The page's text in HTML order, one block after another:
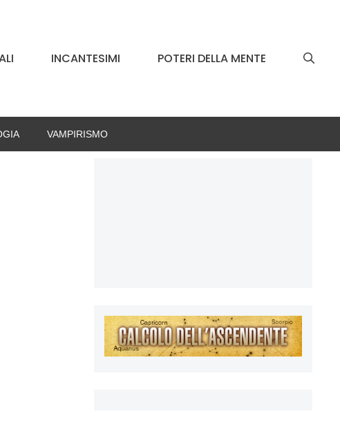
INCANTESIMI POTERI DELLA MENTE
VAMPIRISMO